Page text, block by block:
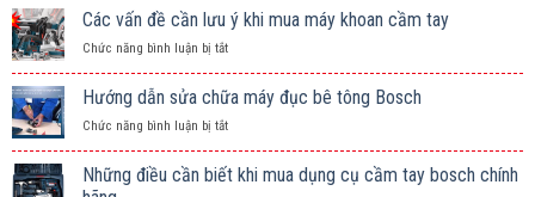
giá
tời
điện
2016
Các vấn đề cần lưu ý khi mua máy khoan cầm tay
Chức năng bình luận bị tắtở
vấn
đề
cần
lưu
ý
Hướng dẫn sửa chữa máy đục bê tông Bosch
Chức năng bình luận bị tắtở
dẫn
sửa
Những điều cần biết khi mua dụng cụ cầm tay bosch chính